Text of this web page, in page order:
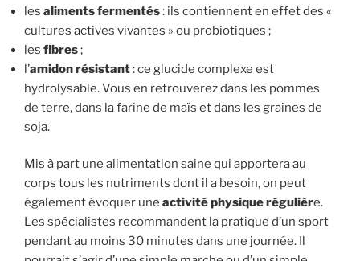
les aliments fermentés: ils contiennent en effet des «
cultures actives vivantes » ou probiotiques ;
les fibres;
l’amidon résistant: ce glucide complexe est
hydrolysable. Vous en retrouverez dans les pommes
de terre, dans la farine de maïs et dans les graines de
soja.
Mis à part une alimentation saine qui apportera au
corps tous les nutriments dont il a besoin, on peut
également évoquer une activité physique régulière.
Les spécialistes recommandent la pratique d’un sport
pendant au moins 30 minutes dans une journée. Il